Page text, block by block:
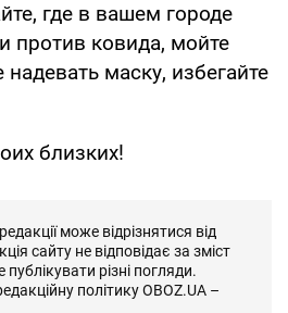
где в вашем городе
против ковида, мойте
маску, избегайте
близких!
може відрізнятися від
сайту не відповідає за зміст
публікувати різні погляди.
політику OBOZ.UA –